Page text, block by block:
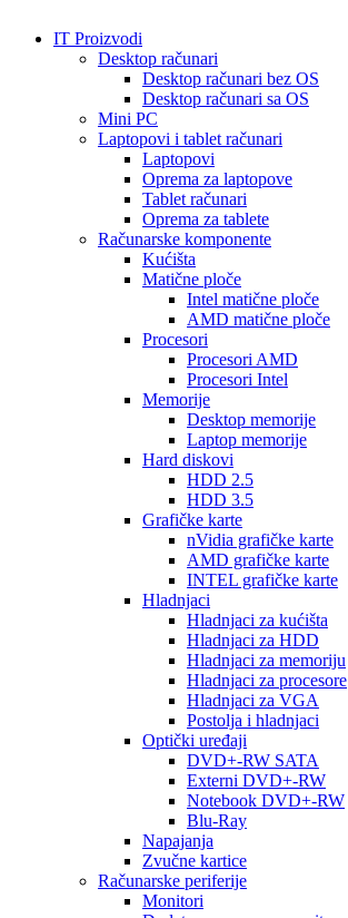
IT Proizvodi
Desktop računari
Desktop računari bez OS
Desktop računari sa OS
Mini PC
Laptopovi i tablet računari
Laptopovi
Oprema za laptopove
Tablet računari
Oprema za tablete
Računarske komponente
Kućišta
Matične ploče
Intel matične ploče
AMD matične ploče
Procesori
Procesori AMD
Procesori Intel
Memorije
Desktop memorije
Laptop memorije
Hard diskovi
HDD 2.5
HDD 3.5
Grafičke karte
nVidia grafičke karte
AMD grafičke karte
INTEL grafičke karte
Hladnjaci
Hladnjaci za kućišta
Hladnjaci za HDD
Hladnjaci za memoriju
Hladnjaci za procesore
Hladnjaci za VGA
Postolja i hladnjaci
Optički uređaji
DVD+-RW SATA
Externi DVD+-RW
Notebook DVD+-RW
Blu-Ray
Napajanja
Zvučne kartice
Računarske periferije
Monitori